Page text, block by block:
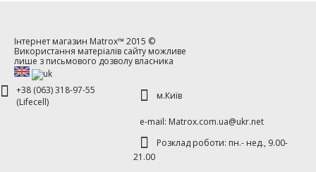
Інтернет магазин Matrox™ 2015 ©
Використання матеріалів сайту можливе
лише з письмового дозволу власника
+38 (063) 318-97-55
(Lifecell)
м.Київ
е-mаil: Matrox.com.ua@ukr.net
Розклад роботи: пн.- нед., 9.00-
21.00